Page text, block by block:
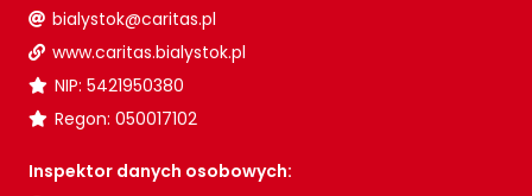
bialystok@caritas.pl
www.caritas.bialystok.pl
NIP: 5421950380
Regon: 050017102
Inspektor danych osobowych: